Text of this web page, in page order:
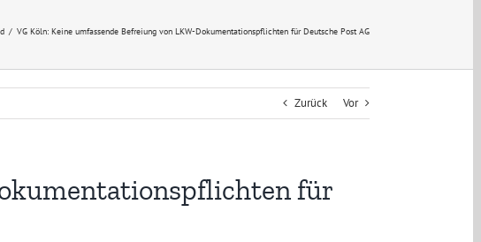
/ VG Köln: Keine umfassende Befreiung von LKW-Dokumentationspflichten für Deutsche Post AG
Zurück Vor
für